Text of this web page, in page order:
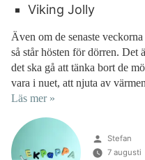
Viking Jolly
Även om de senaste
så står hösten för dörren. Det
det ska gå att tänka bort de
vara i nuet, att njuta av
Läs mer »
Publicerat
av
Stefan
7 augusti